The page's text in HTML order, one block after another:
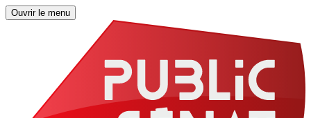
Ouvrir le menu